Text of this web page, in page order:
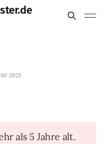
2021
als 5 Jahre alt.